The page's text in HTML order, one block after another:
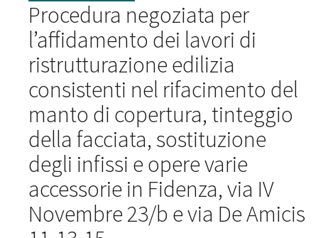
Procedura negoziata per
l’affidamento dei lavori di
ristrutturazione edilizia
consistenti nel rifacimento del
manto di copertura, tinteggio
della facciata, sostituzione
degli infissi e opere varie
accessorie in Fidenza, via IV
Novembre 23/b e via De Amicis